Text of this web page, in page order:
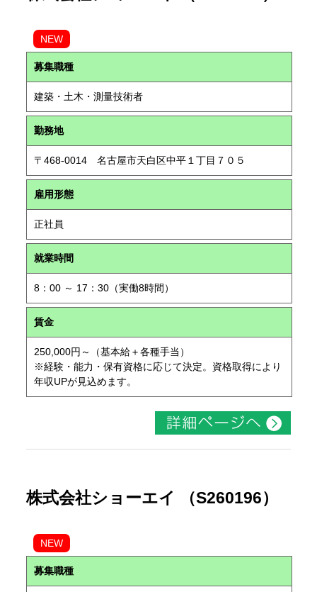
NEW
募集職種
建築・土木・測量技術者
勤務地
〒468-0014 名古屋市天白区中平１丁目７０５
雇用形態
正社員
就業時間
8：00 ～ 17：30（実働8時間）
賃金
250,000円～（基本給＋各種手当）
※経験・能力・保有資格に応じて決定。資格取得により
年収UPが見込めます。
株式会社ショーエイ （S260196）
NEW
募集職種